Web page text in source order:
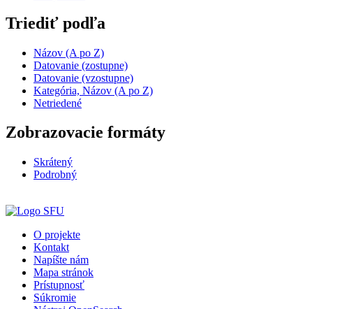
Triediť podľa
Názov (A po Z)
Datovanie (zostupne)
Datovanie (vzostupne)
Kategória, Názov (A po Z)
Netriedené
Zobrazovacie formáty
Skrátený
Podrobný
O projekte
Kontakt
Napíšte nám
Mapa stránok
Prístupnosť
Súkromie